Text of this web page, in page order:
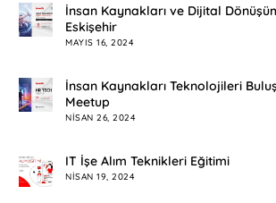
İnsan Kaynakları ve Dijital
Eskişehir
MAYIS 16, 2024
İnsan Kaynakları Teknolojileri
Meetup
NISAN 26, 2024
IT İşe Alım Teknikleri Eğitimi
NISAN 19, 2024